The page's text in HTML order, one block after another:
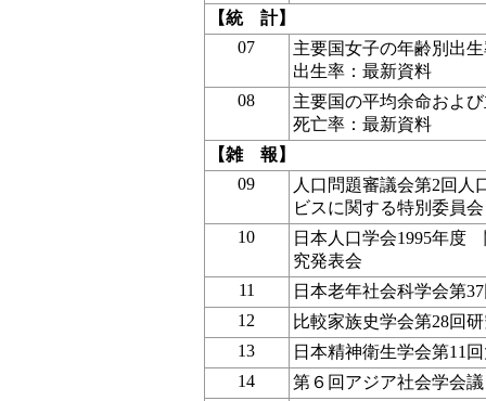
【統 計】
07
主要国女子の年齢別出
出生率：最新資料
08
主要国の平均余命およ
死亡率：最新資料
【雑 報】
09
人口問題審議会第2回人
ビスに関する特別委員会
10
日本人口学会1995年度
究発表会
11
日本老年社会科学会第
12
比較家族史学会第28回
13
日本精神衛生学会第11
14
第６回アジア社会学会議